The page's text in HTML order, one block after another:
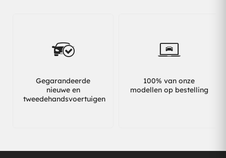
Gegarandeerde
nieuwe en
tweedehandsvoertuigen
100% van onze
modellen op bestelling